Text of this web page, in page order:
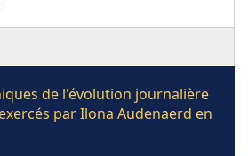
de l'évolution journalière
par Ilona Audenaerd en